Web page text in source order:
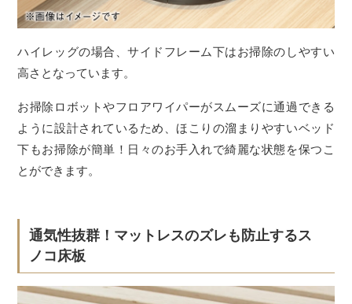
ハイレッグの場合、サイドフレーム下はお掃除のしやすい
高さとなっています。
お掃除ロボットやフロアワイパーがスムーズに通過できる
ように設計されているため、ほこりの溜まりやすいベッド
下もお掃除が簡単！日々のお手入れで綺麗な状態を保つこ
とができます。
通気性抜群！マットレスのズレも防止するス
ノコ床板